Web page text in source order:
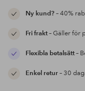
Ny kund?– 40%
Fri frakt– Gäller för
Flexibla betalsätt–
Enkel retur– 30